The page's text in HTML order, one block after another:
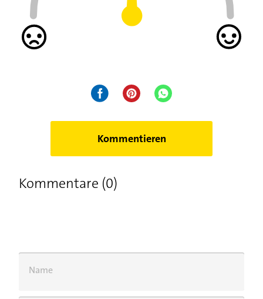
Kommentieren
Kommentare (0)
Name